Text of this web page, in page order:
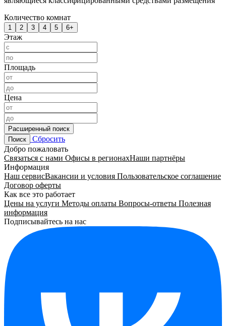
Количество комнат
1 2 3 4 5 6+
Этаж
Площадь
Цена
Расширенный поиск
Поиск
Сбросить
Добро пожаловать
Связаться с нами Офисы в регионахНаши партнёры
Информация
Наш сервисВакансии и условия Пользовательское соглашение
Договор оферты
Как все это работает
Цены на услуги Методы оплаты Вопросы-ответы Полезная
информация
Подписывайтесь на нас